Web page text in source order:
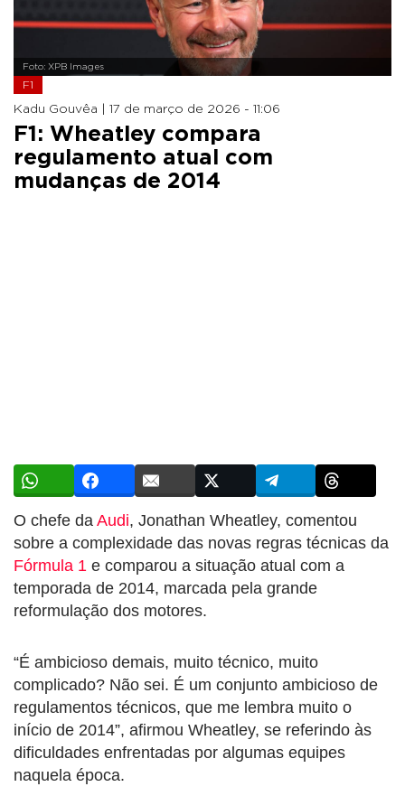
Foto: XPB Images
F1
Kadu Gouvêa | 17 de março de 2026 - 11:06
F1: Wheatley compara
regulamento atual com
mudanças de 2014
O chefe da Audi, Jonathan Wheatley, comentou
sobre a complexidade das novas regras técnicas da
Fórmula 1 e comparou a situação atual com a
temporada de 2014, marcada pela grande
reformulação dos motores.
“É ambicioso demais, muito técnico, muito
complicado? Não sei. É um conjunto ambicioso de
regulamentos técnicos, que me lembra muito o
início de 2014”, afirmou Wheatley, se referindo às
dificuldades enfrentadas por algumas equipes
naquela época.